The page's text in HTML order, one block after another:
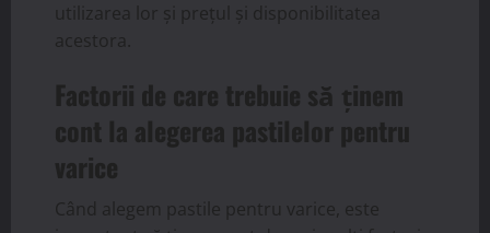
utilizarea lor și prețul și disponibilitatea
acestora.
Factorii de care trebuie să ținem
cont la alegerea pastilelor pentru
varice
Când alegem pastile pentru varice, este